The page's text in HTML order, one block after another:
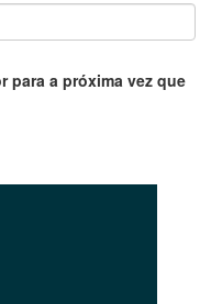
para a próxima vez que